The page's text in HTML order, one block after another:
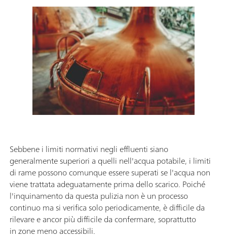
Sebbene i limiti normativi negli effluenti siano
generalmente superiori a quelli nell'acqua potabile, i limiti
di rame possono comunque essere superati se l'acqua non
viene trattata adeguatamente prima dello scarico. Poiché
l'inquinamento da questa pulizia non è un processo
continuo ma si verifica solo periodicamente, è difficile da
rilevare e ancor più difficile da confermare, soprattutto
in zone meno accessibili.